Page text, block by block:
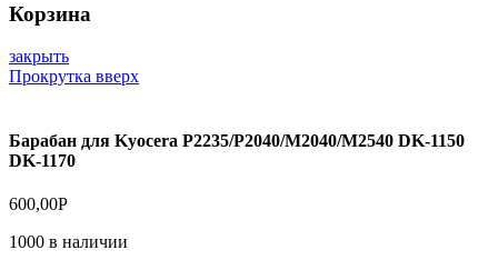
Корзина
закрыть
Прокрутка вверх
Барабан для Kyocera P2235/P2040/M2040/M2540 DK-1150
DK-1170
600,00Р
1000 в наличии